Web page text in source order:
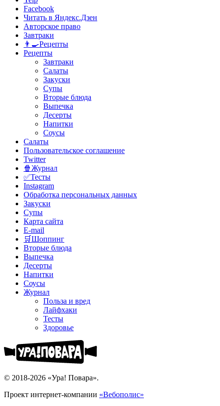
Facebook
Читать в Яндекс.Дзен
Авторское право
Завтраки
👨‍🍳Рецепты
Рецепты
Завтраки
Салаты
Закуски
Супы
Вторые блюда
Выпечка
Десерты
Напитки
Соусы
Салаты
Пользовательское соглашение
Twitter
🍿Журнал
✅Тесты
Instagram
Обработка персональных данных
Закуски
Супы
Карта сайта
E-mail
🛒Шоппинг
Вторые блюда
Выпечка
Десерты
Напитки
Соусы
Журнал
Польза и вред
Лайфхаки
Тесты
Здоровье
© 2018-2026 «Ура! Повара».
Проект интернет-компании «Вебополис»